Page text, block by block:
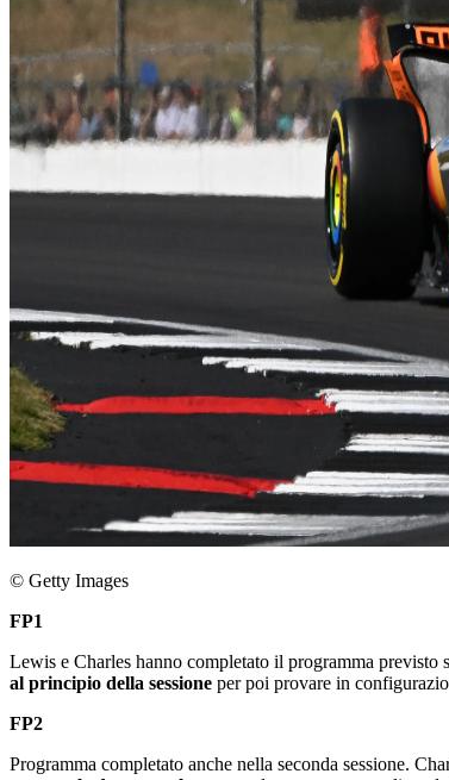
© Getty Images
FP1
Lewis e Charles hanno completato il programma
al principio della sessione per poi provare in
FP2
Programma completato anche nella seconda sessione.